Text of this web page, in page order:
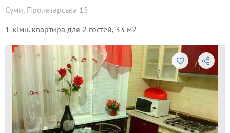
Суми, Пролетарська 15
1-кімн. квартира для 2 гостей, 33 м2